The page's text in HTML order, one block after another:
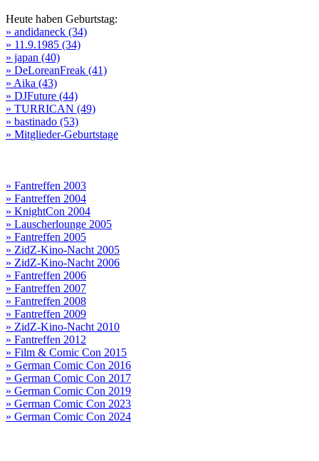
Heute haben Geburtstag:
» andidaneck (34)
» 11.9.1985 (34)
» japan (40)
» DeLoreanFreak (41)
» Aika (43)
» DJFuture (44)
» TURRICAN (49)
» bastinado (53)
» Mitglieder-Geburtstage
» Fantreffen 2003
» Fantreffen 2004
» KnightCon 2004
» Lauscherlounge 2005
» Fantreffen 2005
» ZidZ-Kino-Nacht 2005
» ZidZ-Kino-Nacht 2006
» Fantreffen 2006
» Fantreffen 2007
» Fantreffen 2008
» Fantreffen 2009
» ZidZ-Kino-Nacht 2010
» Fantreffen 2012
» Film & Comic Con 2015
» German Comic Con 2016
» German Comic Con 2017
» German Comic Con 2019
» German Comic Con 2023
» German Comic Con 2024